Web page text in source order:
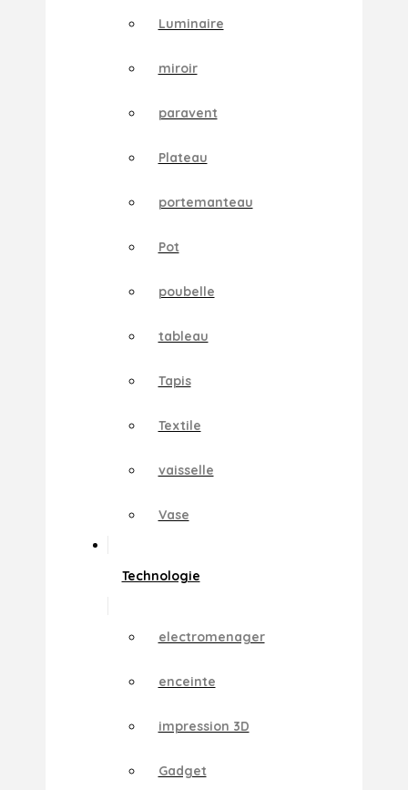
Luminaire
miroir
paravent
Plateau
portemanteau
Pot
poubelle
tableau
Tapis
Textile
vaisselle
Vase
Technologie
electromenager
enceinte
impression 3D
Gadget